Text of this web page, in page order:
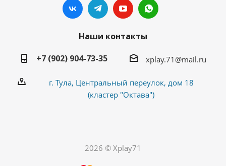
Наши контакты
+7 (902) 904-73-35
xplay.71@mail.ru
г. Тула, Центральный переулок, дом 18
(кластер "Октава")
2026 © Xplay71